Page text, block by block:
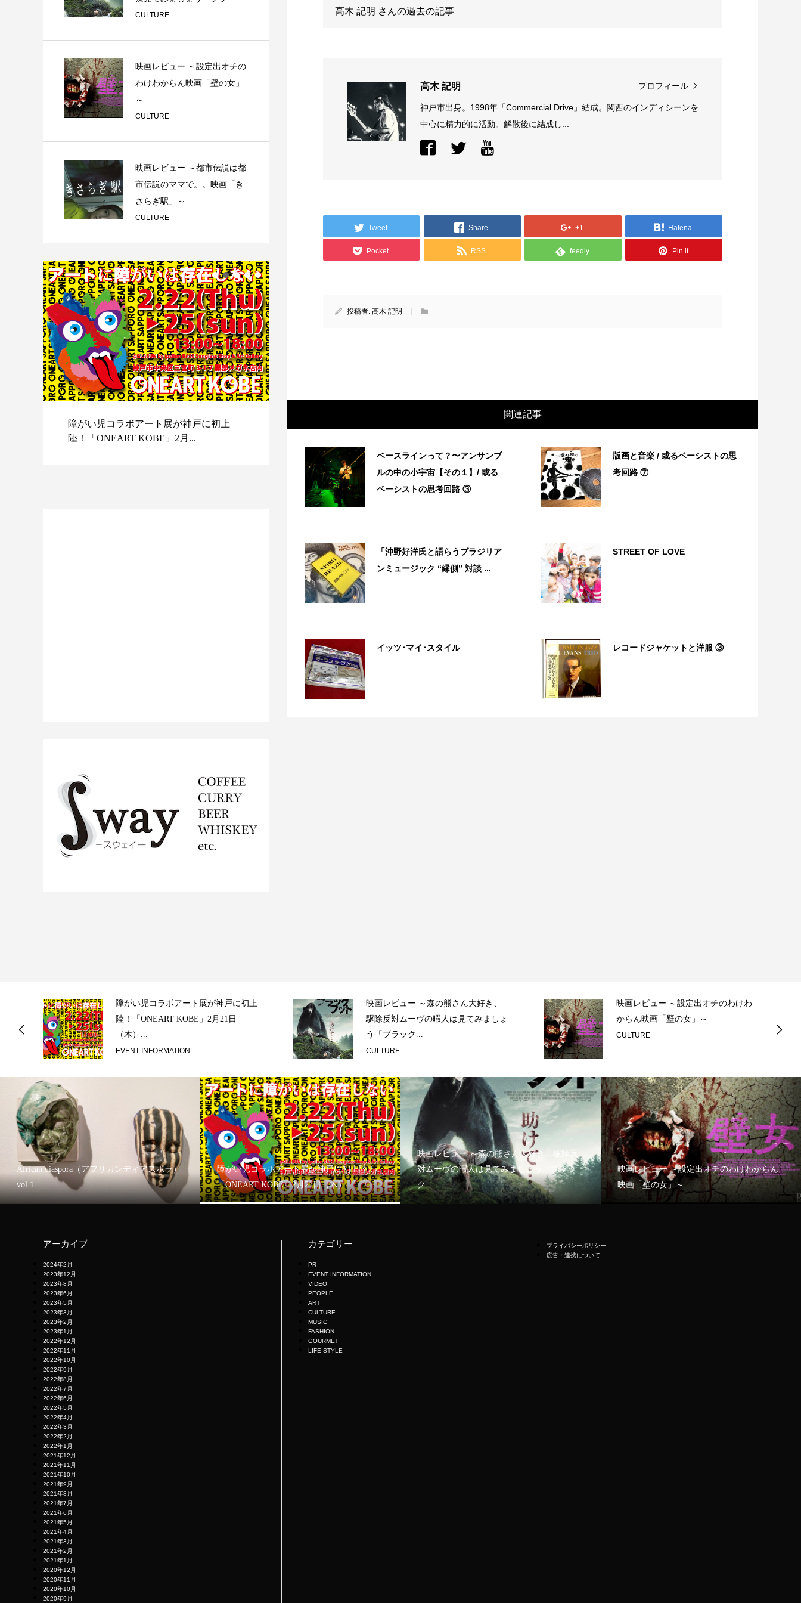
高木 記明 さんの過去の記事
高木 記明 プロフィール
神戸市出身。1998年「Commercial Drive」結成。関西のインディシーンを
中心に精力的に活動。解散後に結成し...
Tweet Share +1 Hatena
Pocket RSS feedly Pin it
投稿者:高木 記明
関連記事
ベースラインって？〜アンサンブ
ルの中の小宇宙【その１】/ 或る
ベーシストの思考回路 ③
版画と音楽 / 或るベーシストの思
考回路 ⑦
「沖野好洋氏と語らうブラジリア
ンミュージック “縁側” 対談 ...
STREET OF LOVE
イッツ･マイ･スタイル レコードジャケットと洋服 ③
CULTURE
映画レビュー ～設定出オチの
わけわからん映画「壁の女」
～
CULTURE
映画レビュー ～都市伝説は都
市伝説のママで。。映画「き
さらぎ駅」～
CULTURE
障がい児コラボアート展が神戸に初上
陸！「ONEART KOBE」2月...
映画レビュー ～森の熊さん大好き、駆除
反対ムーヴの暇人は見てみましょ...
映画レビュー ～設定出オチのわけわから
ん映画「壁の女」～
障がい児コラボアート展が神戸に初上
陸！「ONEART KOBE」2月21日
（木）...
EVENT INFORMATION
映画レビュー ～森の熊さん大好き、
駆除反対ムーヴの暇人は見てみましょ
う「ブラック...
CULTURE
映画レビュー ～設定出オチのわけわ
からん映画「壁の女」～
CULTURE
African diaspora（アフリカンディアスポラ）
vol.1
障がい児コラボアート展が神戸に初上陸！
「ONEART KOBE」2月21日（木）...
映画レビュー ～森の熊さん大好き、駆除反
対ムーヴの暇人は見てみましょう「ブラッ
ク...
映画レビュー ～設定出オチのわけわからん
映画「壁の女」～
アーカイブ
2024年2月
2023年12月
2023年8月
2023年6月
2023年5月
2023年3月
2023年2月
2023年1月
2022年12月
2022年11月
2022年10月
2022年9月
2022年8月
2022年7月
2022年6月
2022年5月
2022年4月
2022年3月
2022年2月
2022年1月
2021年12月
2021年11月
2021年10月
2021年9月
2021年8月
2021年7月
2021年6月
2021年5月
2021年4月
2021年3月
2021年2月
2021年1月
2020年12月
2020年11月
2020年10月
2020年9月
カテゴリー
PR
EVENT INFORMATION
VIDEO
PEOPLE
ART
CULTURE
MUSIC
FASHION
GOURMET
LIFE STYLE
プライバシーポリシー
広告・連携について